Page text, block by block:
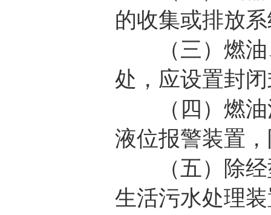
的收集或排放
（三）燃油
处，应设置封
（四）燃油
液位报警装置
（五）除经
生活污水处理